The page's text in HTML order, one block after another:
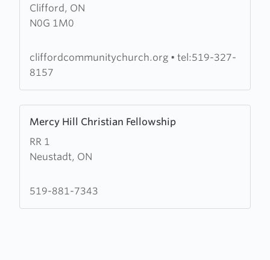
Clifford, ON
N0G 1M0
Clifford
Community
cliffordcommunitychurch.org • tel:519-327-
8157
Mercy Hill Christian Fellowship
RR 1
Neustadt, ON
more
about
Mercy
Christian
519-881-7343